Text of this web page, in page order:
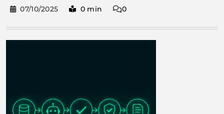
07/10/2025 0 min 0